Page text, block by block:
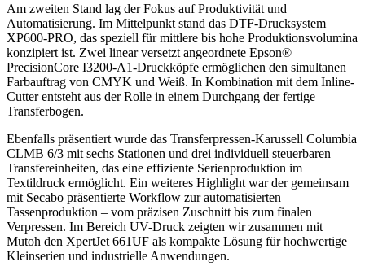
Am zweiten Stand lag der Fokus auf Produktivität und
Automatisierung. Im Mittelpunkt stand das DTF-Drucksystem
XP600-PRO, das speziell für mittlere bis hohe Produktionsvolumina
konzipiert ist. Zwei linear versetzt angeordnete Epson®
PrecisionCore I3200-A1-Druckköpfe ermöglichen den simultanen
Farbauftrag von CMYK und Weiß. In Kombination mit dem Inline-
Cutter entsteht aus der Rolle in einem Durchgang der fertige
Transferbogen.
Ebenfalls präsentiert wurde das Transferpressen-Karussell Columbia
CLMB 6/3 mit sechs Stationen und drei individuell steuerbaren
Transfereinheiten, das eine effiziente Serienproduktion im
Textildruck ermöglicht. Ein weiteres Highlight war der gemeinsam
mit Secabo präsentierte Workflow zur automatisierten
Tassenproduktion – vom präzisen Zuschnitt bis zum finalen
Verpressen. Im Bereich UV-Druck zeigten wir zusammen mit
Mutoh den XpertJet 661UF als kompakte Lösung für hochwertige
Kleinserien und industrielle Anwendungen.